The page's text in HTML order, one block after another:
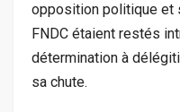
opposition politique et
FNDC étaient restés
détermination à
sa chute.